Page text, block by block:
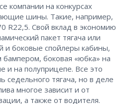
компании на конкурсах
шины. Такие, например,
R22,5. Свой вклад в экономию
пакет тягача или
и боковые спойлеры кабины,
боковая «юбка» на
и на полуприцепе. Все это
седельного тягача, но в деле
многое зависит и от
а также от водителя.